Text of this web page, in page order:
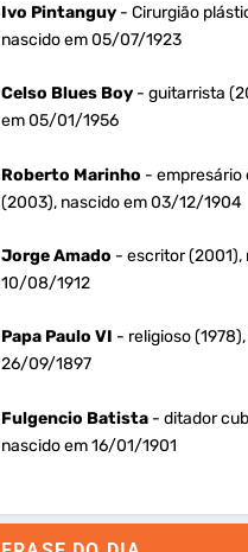
Ivo Pintanguy- Cirurgião
nascido em 05/07/1923
Celso Blues Boy- guitarrista
em 05/01/1956
Roberto Marinho - empresário
(2003), nascido em 03/12/1904
Jorge Amado - escritor (2001),
10/08/1912
Papa Paulo VI - religioso
26/09/1897
Fulgencio Batista- ditador
nascido em 16/01/1901